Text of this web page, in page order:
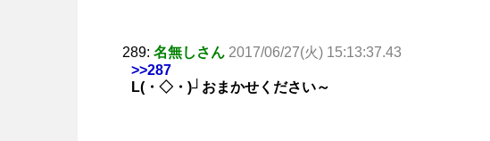
289: 名無しさん 2017/06/27(火) 15:13:37.43
>>287
L(・◇・)┘おまかせください～